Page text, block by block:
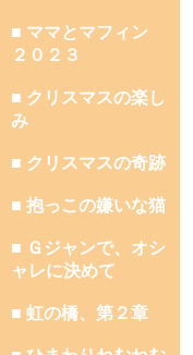
■ ママとマフィン
２０２３
■ クリスマスの楽し
み
■ クリスマスの奇跡
■ 抱っこの嫌いな猫
■ Ｇジャンで、オシ
ャレに決めて
■ 虹の橋、第２章